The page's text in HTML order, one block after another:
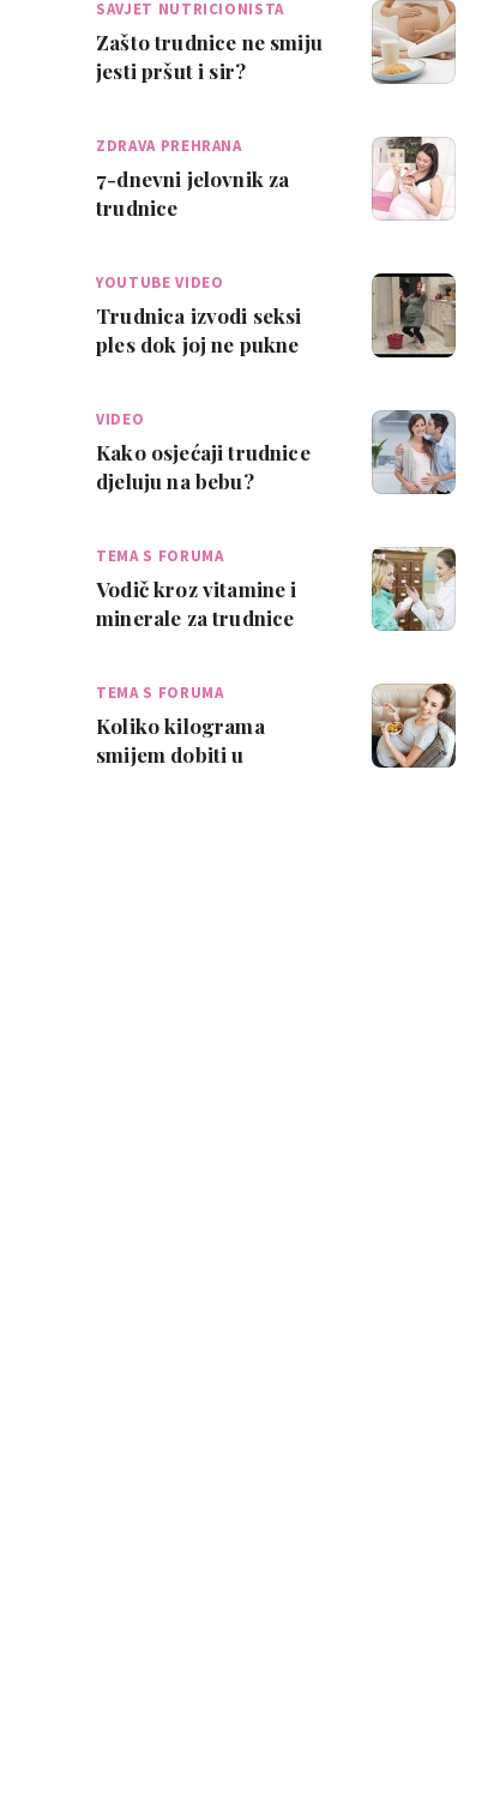
SAVJET NUTRICIONISTA
Zašto trudnice ne smiju
jesti pršut i sir?
ZDRAVA PREHRANA
7-dnevni jelovnik za
trudnice
YOUTUBE VIDEO
Trudnica izvodi seksi
ples dok joj ne pukne
VIDEO
Kako osjećaji trudnice
djeluju na bebu?
TEMA S FORUMA
Vodič kroz vitamine i
minerale za trudnice
TEMA S FORUMA
Koliko kilograma
smijem dobiti u